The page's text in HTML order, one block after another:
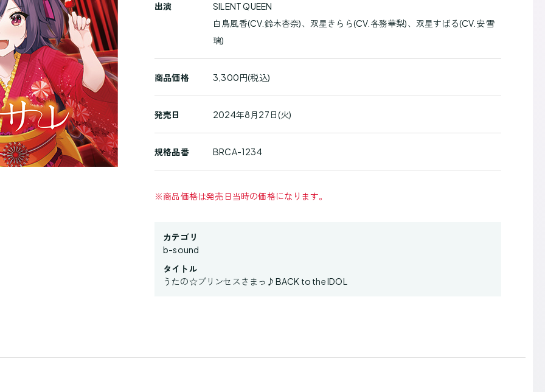
細
出演
SILENT QUEEN
白鳥風香(CV.鈴木杏奈)、双星きらら(CV.各務華梨)、双星すばる(CV.安 雪
璃)
商品価格 3,300円(税込)
発売日 2024年8月27日(火)
規格品番 BRCA-1234
※商品価格は発売日当時の価格になります。
カテゴリ
b-sound
タイトル
うたの☆プリンセスさまっ♪BACK to the IDOL